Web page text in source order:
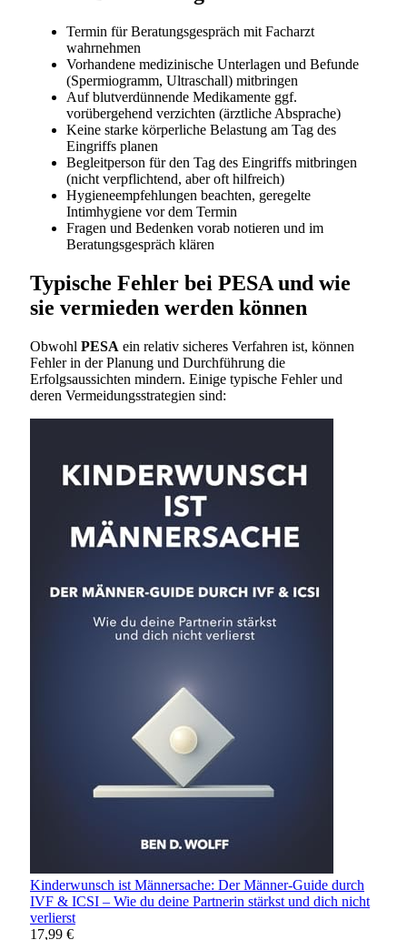
Termin für Beratungsgespräch mit Facharzt
wahrnehmen
Vorhandene medizinische Unterlagen und Befunde
(Spermiogramm, Ultraschall) mitbringen
Auf blutverdünnende Medikamente ggf.
vorübergehend verzichten (ärztliche Absprache)
Keine starke körperliche Belastung am Tag des
Eingriffs planen
Begleitperson für den Tag des Eingriffs mitbringen
(nicht verpflichtend, aber oft hilfreich)
Hygieneempfehlungen beachten, geregelte
Intimhygiene vor dem Termin
Fragen und Bedenken vorab notieren und im
Beratungsgespräch klären
Typische Fehler bei PESA und wie
sie vermieden werden können
Obwohl PESA ein relativ sicheres Verfahren ist, können
Fehler in der Planung und Durchführung die
Erfolgsaussichten mindern. Einige typische Fehler und
deren Vermeidungsstrategien sind:
Kinderwunsch ist Männersache: Der Männer-Guide durch
IVF & ICSI – Wie du deine Partnerin stärkst und dich nicht
verlierst
17,99 €